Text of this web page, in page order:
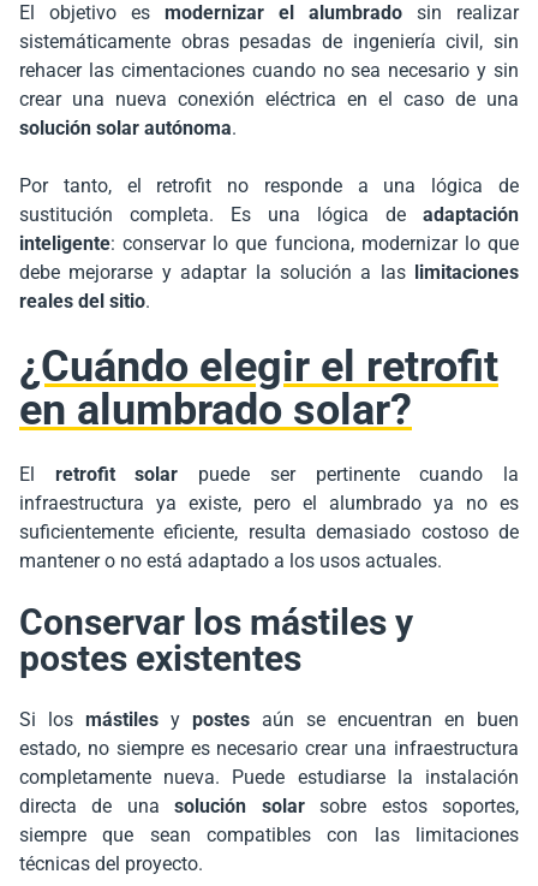
El objetivo es modernizar el alumbrado sin realizar
sistemáticamente obras pesadas de ingeniería civil, sin
rehacer las cimentaciones cuando no sea necesario y sin
crear una nueva conexión eléctrica en el caso de una
solución solar autónoma.
Por tanto, el retrofit no responde a una lógica de
sustitución completa. Es una lógica de adaptación
inteligente: conservar lo que funciona, modernizar lo que
debe mejorarse y adaptar la solución a las
limitaciones
reales del sitio.
¿Cuándo elegir el retrofit
en alumbrado solar?
El retrofit solar puede ser pertinente cuando la
infraestructura ya existe, pero el alumbrado ya no es
suficientemente eficiente, resulta demasiado costoso de
mantener o no está adaptado a los usos actuales.
Conservar los mástiles y
postes existentes
Si los mástiles y postes aún se encuentran en buen
estado, no siempre es necesario crear una infraestructura
completamente nueva. Puede estudiarse la instalación
directa de unasolución solarsobre estos soportes,
siempre que sean compatibles con las limitaciones
técnicas del proyecto.